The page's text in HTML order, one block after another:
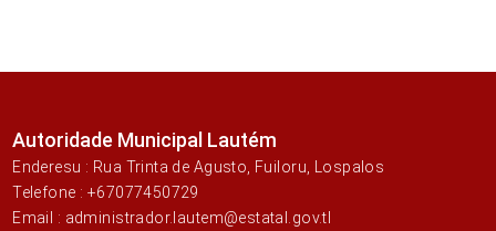
Autoridade Municipal Lautém
Enderesu : Rua Trinta de Agusto, Fuiloru, Lospalos
Telefone : +67077450729
Email : administrador.lautem@estatal.gov.tl